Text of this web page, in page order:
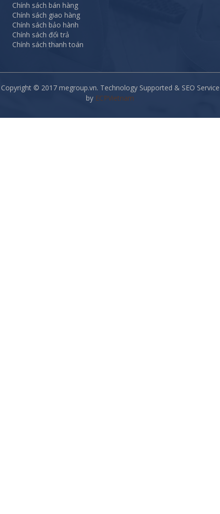
Chính sách bán hàng
Chính sách giao hàng
Chính sách bảo hành
Chính sách đổi trả
Chính sách thanh toán
Copyright © 2017 megroup.vn. Technology Supported & SEO Service
by ECPVietnam